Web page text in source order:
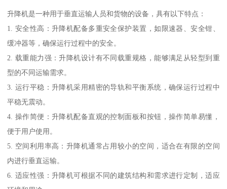
升降机是一种用于垂直运输人员和货物的设备，具有以下特点：
1. 安全性高：升降机配备多重安全保护装置，如限速器、安全钳、
缓冲器等，确保运行过程中的安全。
2. 载重能力强：升降机设计有不同载重规格，能够满足从轻型到重
型的不同运输需求。
3. 运行平稳：升降机采用精密的导轨和平衡系统，确保运行过程中
平稳无震动。
4. 操作简便：升降机配备直观的控制面板和按钮，操作简单易懂，
便于用户使用。
5. 空间利用率高：升降机通常占用较小的空间，适合在有限的空间
内进行垂直运输。
6. 适应性强：升降机可根据不同的建筑结构和需求进行定制，适应